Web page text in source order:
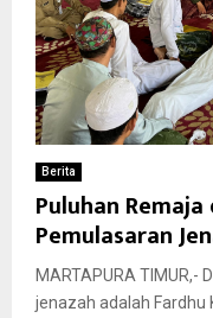
Berita
Puluhan
Pemulasaran
MARTAPURA TIMUR,-
jenazah adalah